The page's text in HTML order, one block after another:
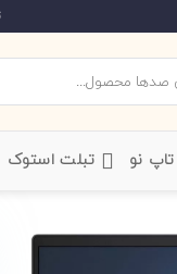
تا 7
نو ‌ تبلت استوک